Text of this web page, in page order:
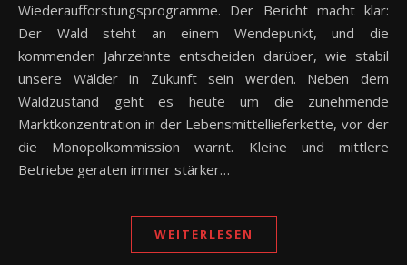
Wiederaufforstungsprogramme. Der Bericht macht klar:
Der Wald steht an einem Wendepunkt, und die
kommenden Jahrzehnte entscheiden darüber, wie stabil
unsere Wälder in Zukunft sein werden. Neben dem
Waldzustand geht es heute um die zunehmende
Marktkonzentration in der Lebensmittellieferkette, vor der
die Monopolkommission warnt. Kleine und mittlere
Betriebe geraten immer stärker…
WEITERLESEN